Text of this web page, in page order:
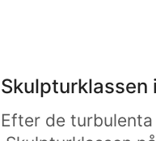
Skulpturklassen
Efter de